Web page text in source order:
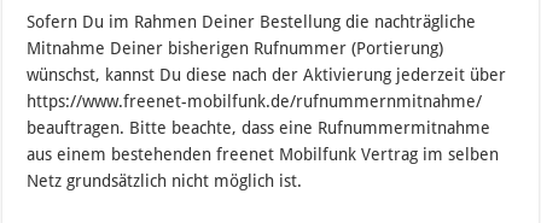
Sofern Du im Rahmen Deiner Bestellung die nachträgliche
Mitnahme Deiner bisherigen Rufnummer (Portierung)
wünschst, kannst Du diese nach der Aktivierung jederzeit über
https://www.freenet-mobilfunk.de/rufnummernmitnahme/
beauftragen. Bitte beachte, dass eine Rufnummermitnahme
aus einem bestehenden freenet Mobilfunk Vertrag im selben
Netz grundsätzlich nicht möglich ist.